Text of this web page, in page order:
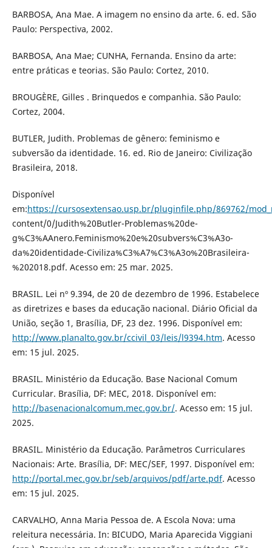
BARBOSA, Ana Mae. A imagem no ensino da arte. 6. ed. São
Paulo: Perspectiva, 2002.
BARBOSA, Ana Mae; CUNHA, Fernanda. Ensino da arte:
entre práticas e teorias. São Paulo: Cortez, 2010.
BROUGÈRE, Gilles . Brinquedos e companhia. São Paulo:
Cortez, 2004.
BUTLER, Judith. Problemas de gênero: feminismo e
subversão da identidade. 16. ed. Rio de Janeiro: Civilização
Brasileira, 2018.
Disponível
em:https://cursosextensao.usp.br/pluginfile.php/869762/
content/0/Judith%20Butler-Problemas%20de-
g%C3%AAnero.Feminismo%20e%20subvers%C3%A3o-
da%20identidade-Civiliza%C3%A7%C3%A3o%20Brasileira-
%202018.pdf. Acesso em: 25 mar. 2025.
BRASIL. Lei nº 9.394, de 20 de dezembro de 1996. Estabelece
as diretrizes e bases da educação nacional. Diário Oficial da
União, seção 1, Brasília, DF, 23 dez. 1996. Disponível em:
http://www.planalto.gov.br/ccivil_03/leis/l9394.htm. Acesso
em: 15 jul. 2025.
BRASIL. Ministério da Educação. Base Nacional Comum
Curricular. Brasília, DF: MEC, 2018. Disponível em:
http://basenacionalcomum.mec.gov.br/. Acesso em: 15 jul.
2025.
BRASIL. Ministério da Educação. Parâmetros Curriculares
Nacionais: Arte. Brasília, DF: MEC/SEF, 1997. Disponível em:
http://portal.mec.gov.br/seb/arquivos/pdf/arte.pdf. Acesso
em: 15 jul. 2025.
CARVALHO, Anna Maria Pessoa de. A Escola Nova: uma
releitura necessária. In: BICUDO, Maria Aparecida Viggiani